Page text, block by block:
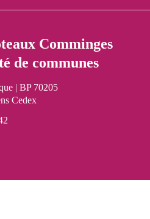
Comminges
de communes
| BP 70205
Cedex